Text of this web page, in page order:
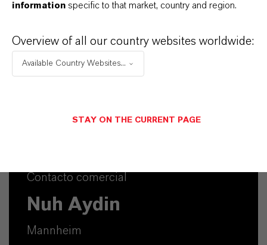
Contacto comercial
Nuh Aydin
Mannheim
information specific to that market, country and region.
Overview of all our country websites worldwide:
Available Country Websites...
STAY ON THE CURRENT PAGE